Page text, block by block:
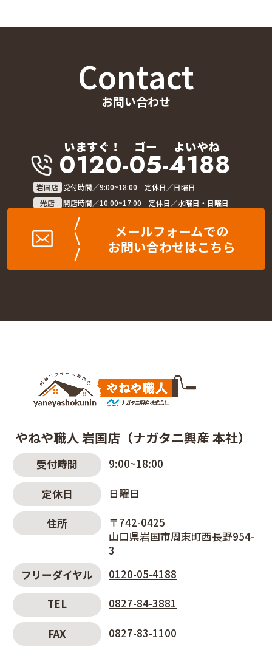
Contact
お問い合わせ
いますぐ！ ゴー よいやね
0120-05-4188
岩国店 受付時間／9:00~18:00 定休日／日曜日
光店
開店時間／10:00~17:00 定休日／水曜日・日曜日
メールフォームでの
お問い合わせはこちら
やねや職人 岩国店（ナガタニ興産 本社）
受付時間 9:00~18:00
定休日 日曜日
住所
〒742-0425
山口県岩国市周東町西長野954-
3
フリーダイヤル
0120-05-4188
TEL 0827-84-3881
FAX 0827-83-1100